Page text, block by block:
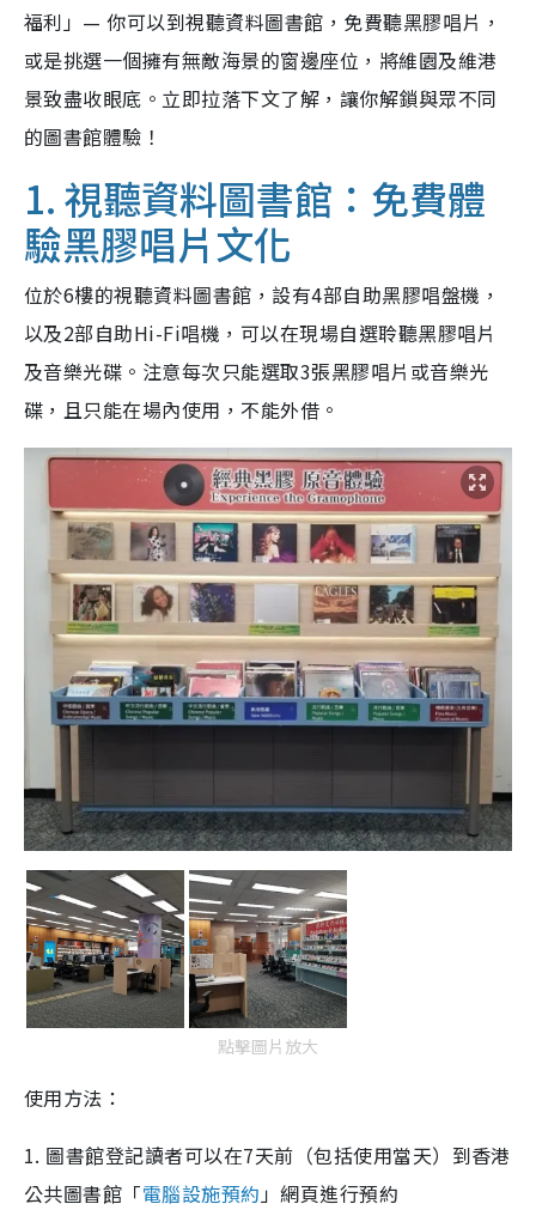
福利」— 你可以到視聽資料圖書館，免費聽黑膠唱片，
或是挑選一個擁有無敵海景的窗邊座位，將維園及維港
景致盡收眼底。立即拉落下文了解，讓你解鎖與眾不同
的圖書館體驗！
1. 視聽資料圖書館：免費體
驗黑膠唱片文化
位於6樓的視聽資料圖書館，設有4部自助黑膠唱盤機，
以及2部自助Hi-Fi唱機，可以在現場自選聆聽黑膠唱片
及音樂光碟。注意每次只能選取3張黑膠唱片或音樂光
碟，且只能在場內使用，不能外借。
點擊圖片放大
使用方法：
1. 圖書館登記讀者可以在7天前（包括使用當天）到香港
公共圖書館「電腦設施預約」網頁進行預約